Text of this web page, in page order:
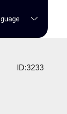
ID:3233